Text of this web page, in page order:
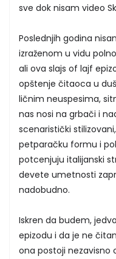
sve dok nisam video
Poslednjih godina
izraženom u vidu
ali ova slajs of lajf
opštenje čitaoca u
ličnim neuspesima,
nas nosi na grbači i
scenaristički
petparačku formu i
potcenjuju italijanski
devete umetnosti
nadobudno.
Iskren da budem,
epizodu i da je ne
ona postoji nezavisno